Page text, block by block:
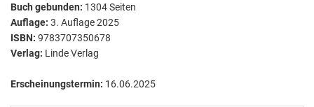
Buch gebunden: 1304Seiten
Auflage: 3. Auflage 2025
ISBN: 9783707350678
Verlag: Linde Verlag
Erscheinungstermin: 16.06.2025